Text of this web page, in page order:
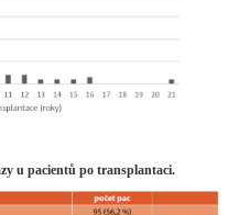
u pacientů po transplantaci.